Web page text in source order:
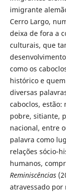
imigrante
Cerro Largo,
deixa de fora a
culturais, que
como os
histórico e
diversas
caboclos,
pobre, sitiante,
nacional, entre
palavra como
relações sócio-
humanos,
Reminiscências
atravessado por